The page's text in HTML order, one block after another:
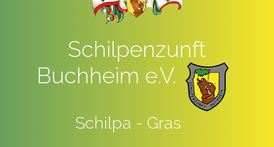
Schilpenzunft
Buchheim e.V.
Schilpa - Gras